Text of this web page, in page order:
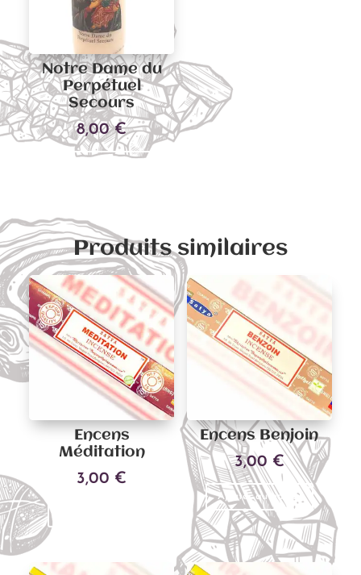
Notre Dame du
Perpétuel
Secours
8,00€
Produits similaires
Encens
Méditation
3,00 €
Encens Benjoin
3,00 €
Ajouter au panier